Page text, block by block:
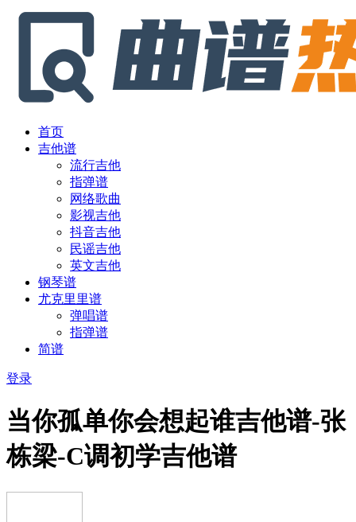
首页
吉他谱
流行吉他
指弹谱
网络歌曲
影视吉他
抖音吉他
民谣吉他
英文吉他
钢琴谱
尤克里里谱
弹唱谱
指弹谱
简谱
登录
当你孤单你会想起谁吉他谱-张
栋梁-C调初学吉他谱